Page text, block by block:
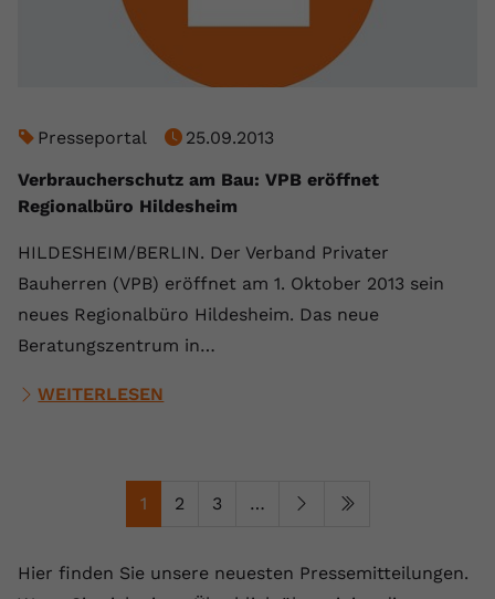
Presseportal
25.09.2013
Verbraucherschutz am Bau: VPB eröffnet
Regionalbüro Hildesheim
HILDESHEIM/BERLIN. Der Verband Privater
Bauherren (VPB) eröffnet am 1. Oktober 2013 sein
neues Regionalbüro Hildesheim. Das neue
Beratungszentrum in…
WEITERLESEN
1 2 3 …
Hier finden Sie unsere neuesten Pressemitteilungen.